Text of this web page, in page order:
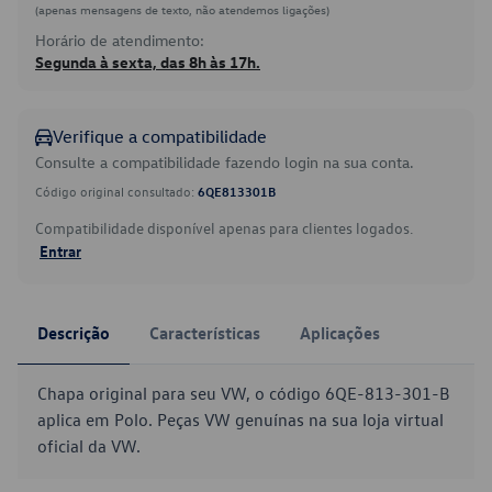
(apenas mensagens de texto, não atendemos ligações)
Horário de atendimento:
Segunda à sexta, das 8h às 17h.
Verifique a compatibilidade
Consulte a compatibilidade fazendo login na sua conta.
Código original consultado: 6QE813301B
Compatibilidade disponível apenas para clientes logados.
Entrar
Descrição Características Aplicações
Chapa original para seu VW, o código 6QE-813-301-B
aplica em Polo. Peças VW genuínas na sua loja virtual
oficial da VW.